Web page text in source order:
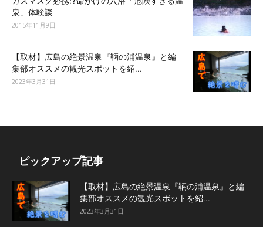
泉」体験談
2015年11月9日
【取材】広島の絶景温泉『鞆の浦温泉』と編
集部オススメの観光スポットを紹...
2023年3月31日
ピックアップ記事
【取材】広島の絶景温泉『鞆の浦温泉』と編
集部オススメの観光スポットを紹...
2023年3月31日